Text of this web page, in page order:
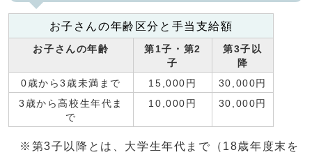
お子さんの年齢区分と手当支給額
お子さんの年齢
第1子・第2
子
第3子以
降
0歳から3歳未満まで
15,000円
30,000円
3歳から高校生年代ま
で
10,000円 30,000円
※第3子以降とは、大学生年代まで（18歳年度末を